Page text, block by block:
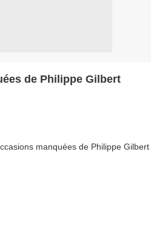
de Philippe Gilbert